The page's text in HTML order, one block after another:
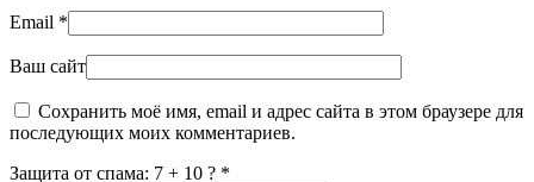
Email *
Ваш сайт
Сохранить моё имя, email и адрес сайта в этом браузере для
последующих моих комментариев.
Защита от спама: 7 + 10 ? *